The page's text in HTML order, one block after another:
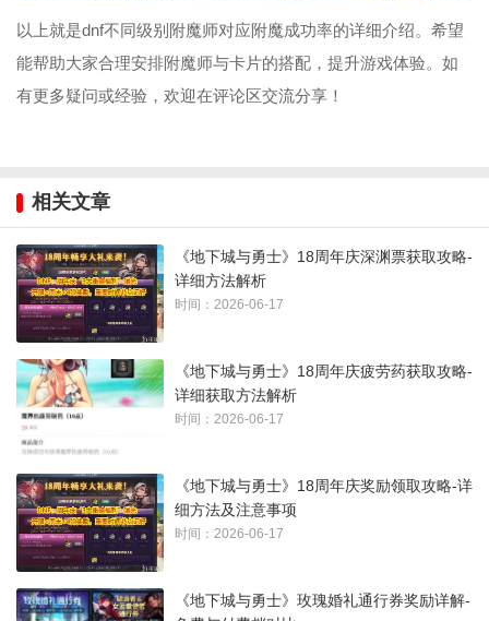
以上就是dnf不同级别附魔师对应附魔成功率的详细介绍。希望
能帮助大家合理安排附魔师与卡片的搭配，提升游戏体验。如
有更多疑问或经验，欢迎在评论区交流分享！
相关文章
《地下城与勇士》18周年庆深渊票获取攻略-
详细方法解析
时间：2026-06-17
《地下城与勇士》18周年庆疲劳药获取攻略-
详细获取方法解析
时间：2026-06-17
《地下城与勇士》18周年庆奖励领取攻略-详
细方法及注意事项
时间：2026-06-17
《地下城与勇士》玫瑰婚礼通行券奖励详解-